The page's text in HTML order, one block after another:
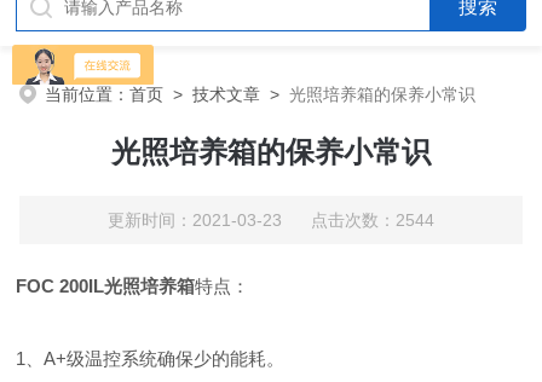
当前位置：首页 >技术文章 >光照培养箱的保养小常识
光照培养箱的保养小常识
更新时间：2021-03-23 点击次数：2544
FOC 200IL光照培养箱特点：
1、A+级温控系统确保少的能耗。